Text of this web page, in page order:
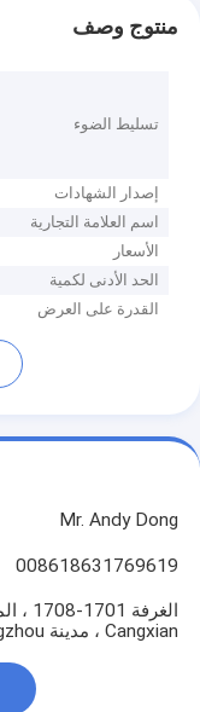
منتوج وصف
تسليط الضوء
إصدار الشهادات
اسم العلامة التجارية
الأسعار
الحد الأدنى لكمية
القدرة على العرض
Mr. Andy Dong
008618631769619
Cangxian ، مدينة Cangzhou ، مقاطعة Hebei